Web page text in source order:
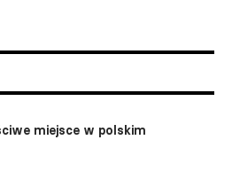
miejsce w polskim